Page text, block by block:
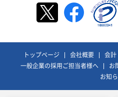
トップページ 会社概要
会計
一般企業の採用ご担当者様へ
お
お知